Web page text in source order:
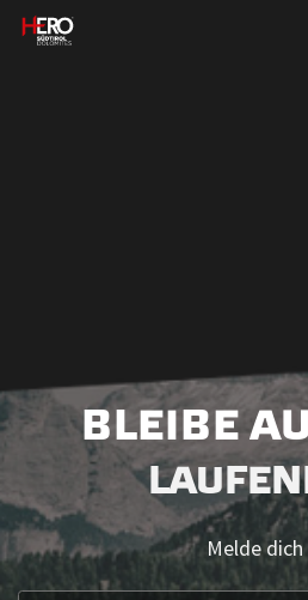
BLEIBE
Melde dich